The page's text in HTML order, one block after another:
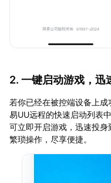
2. 一键启动游戏，迅
若你已经在被控端设备上
易UU远程的快速启动列表
可立即开启游戏，迅速投
繁琐操作，尽享便捷。